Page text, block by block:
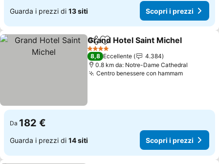
Guarda i prezzi di 13 siti Scopri i prezzi
CondividiAggiungi ai preferiti
Grand Hotel Saint Michel
4 Stelle
8,8 Eccellente
4.384
0.8 km da: Notre-Dame Cathedral
Centro benessere con hammam
Da 182 €
Guarda i prezzi di 14 siti Scopri i prezzi